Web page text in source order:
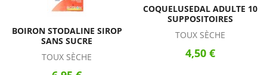
BOIRON STODALINE SIROP
SANS SUCRE
TOUX SÈCHE
COQUELUSEDAL ADULTE 10
SUPPOSITOIRES
TOUX SÈCHE
4,50 €